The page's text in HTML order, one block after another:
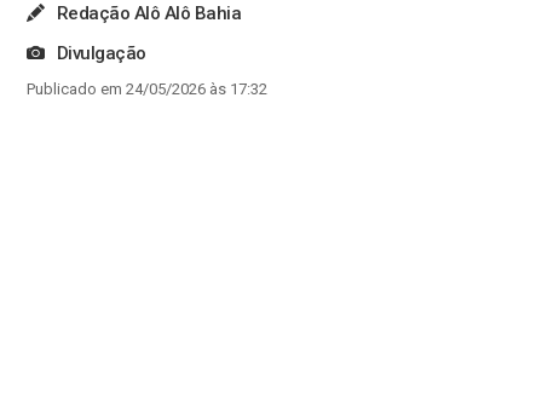
Redação Alô Alô Bahia
Divulgação
Publicado em 24/05/2026 às 17:32